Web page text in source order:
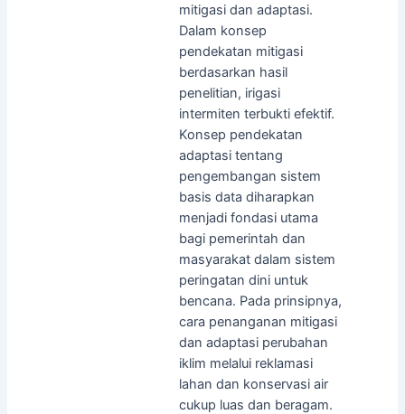
mitigasi dan adaptasi.
Dalam konsep
pendekatan mitigasi
berdasarkan hasil
penelitian, irigasi
intermiten terbukti efektif.
Konsep pendekatan
adaptasi tentang
pengembangan sistem
basis data diharapkan
menjadi fondasi utama
bagi pemerintah dan
masyarakat dalam sistem
peringatan dini untuk
bencana. Pada prinsipnya,
cara penanganan mitigasi
dan adaptasi perubahan
iklim melalui reklamasi
lahan dan konservasi air
cukup luas dan beragam.